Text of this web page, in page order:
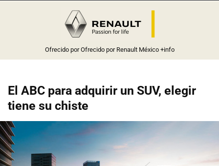
Ofrecido por Ofrecido por Renault México +info
El ABC para adquirir un SUV, elegir
tiene su chiste